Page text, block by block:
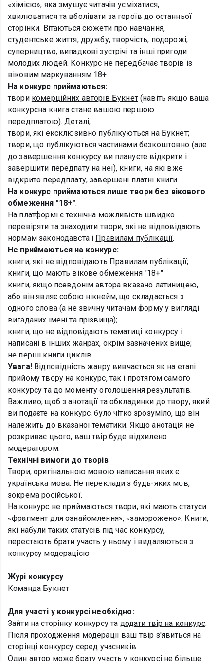
«хімією», яка змушує читачів усміхатися,
хвилюватися та вболівати за героїв до останньої
сторінки. Вітаються сюжети про навчання,
студентське життя, дружбу, творчість, подорожі,
суперництво, випадкові зустрічі та інші пригоди
молодих людей. Конкурс не передбачає творів із
віковим маркуванням 18+
На конкурс приймаються:
твори комерційних авторів Букнет(навіть якщо ваша
конкурсна книга стане вашою першою
передплатою).Деталі;
твори, які ексклюзивно публікуються на Букнет;
твори, що публікуються частинами безкоштовно (але
до завершення конкурсу ви плануєте відкрити і
завершити передпату на неї), книги, на які вже
відкрито передплату, завершені платні книги.
На конкурс приймаються лише твори без вікового
обмеження "18+".
На платформі є технічна можливість швидко
перевіряти та знаходити твори, які не відповідають
нормам законодавста і Правилам публікації.
Не приймаються на конкурс:
книги, які не відповідають Правилам публікації;
книги, що мають вікове обмеження "18+"
книги, якщо псевдонім автора вказано латиницею,
або він являє собою нікнейм, що складається з
одного слова (а не звичну читачам форму у вигляді
вигаданих імені та прізвища);
книги, що не відповідають тематиці конкурсу і
написані в інших жанрах, окрім зазначених вище;
не перші книги циклів.
Увага! Відповідність жанру вивчається як на етапі
прийому твору на конкурс, так і протягом самого
конкурсу та до моменту оголошення результатів.
Важливо, щоб з анотації та обкладинки до твору, який
ви подаєте на конкурс, було чітко зрозуміло, що він
належить до вказаної тематики. Якщо анотація не
розкриває цього, ваш твір буде відхилено
модератором.
Технічні вимоги до творів
Твори, оригінальною мовою написання яких є
українська мова. Не переклади з будь-яких мов,
зокрема російської.
На конкурс не приймаються твори, які мають статуси
«фрагмент для ознайомлення», «заморожено». Книги,
які набули таких статусів під час конкурсу,
перестають брати участь у ньому і видаляються з
конкурсу модерацією
Журі конкурсу
Команда Букнет
Для участі у конкурсі необхідно:
Зайти на сторінку конкурсу та додати твір на конкурс.
Після проходження модерації ваш твір з'явиться на
сторінці конкурсу серед учасників.
Один автор може брату участь у конкурсі не більше